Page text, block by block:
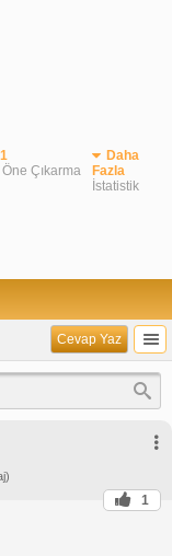
1
Öne Çıkarma
Daha
Fazla
İstatistik
Cevap Yaz
1